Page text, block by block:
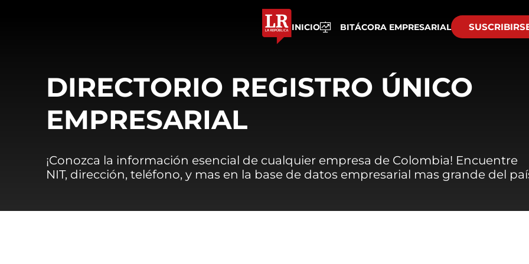
INICIO BITÁCORA EMPRESARIAL
DIRECTORIO REGISTRO ÚNICO
EMPRESARIAL
¡Conozca la información esencial de cualquier empresa de Colombia! Encuentre
NIT, dirección, teléfono, y mas en la base de datos empresarial mas grande del